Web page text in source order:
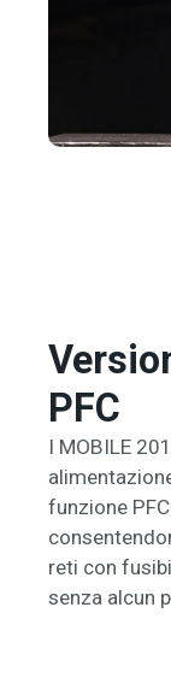
PFC
I MOBILE
funzione
reti con
senza alcun